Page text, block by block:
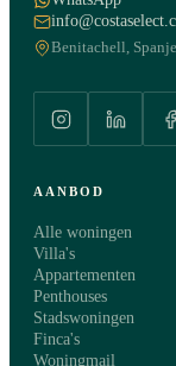
Benitachell,
AANBOD
Alle woningen
Villa's
Appartementen
Penthouses
Stadswoningen
Finca's
Woningmail